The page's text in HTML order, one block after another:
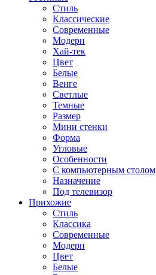
Стиль
Классические
Современные
Модерн
Хай-тек
Цвет
Белые
Венге
Светлые
Темные
Размер
Мини стенки
Форма
Угловые
Особенности
С компьютерным столом
Назначение
Под телевизор
Прихожие
Стиль
Классика
Современные
Модерн
Цвет
Белые